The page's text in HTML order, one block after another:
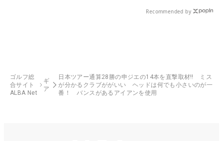
Recommended by
ゴルフ総
合サイト
ALBA Net
ギ
ア
日本ツアー通算28勝の申ジエの14本を直撃取材‼ ミス
が分かるクラブががいい ヘッドは何でも小さいのが一
番！ バンスがあるアイアンを使用